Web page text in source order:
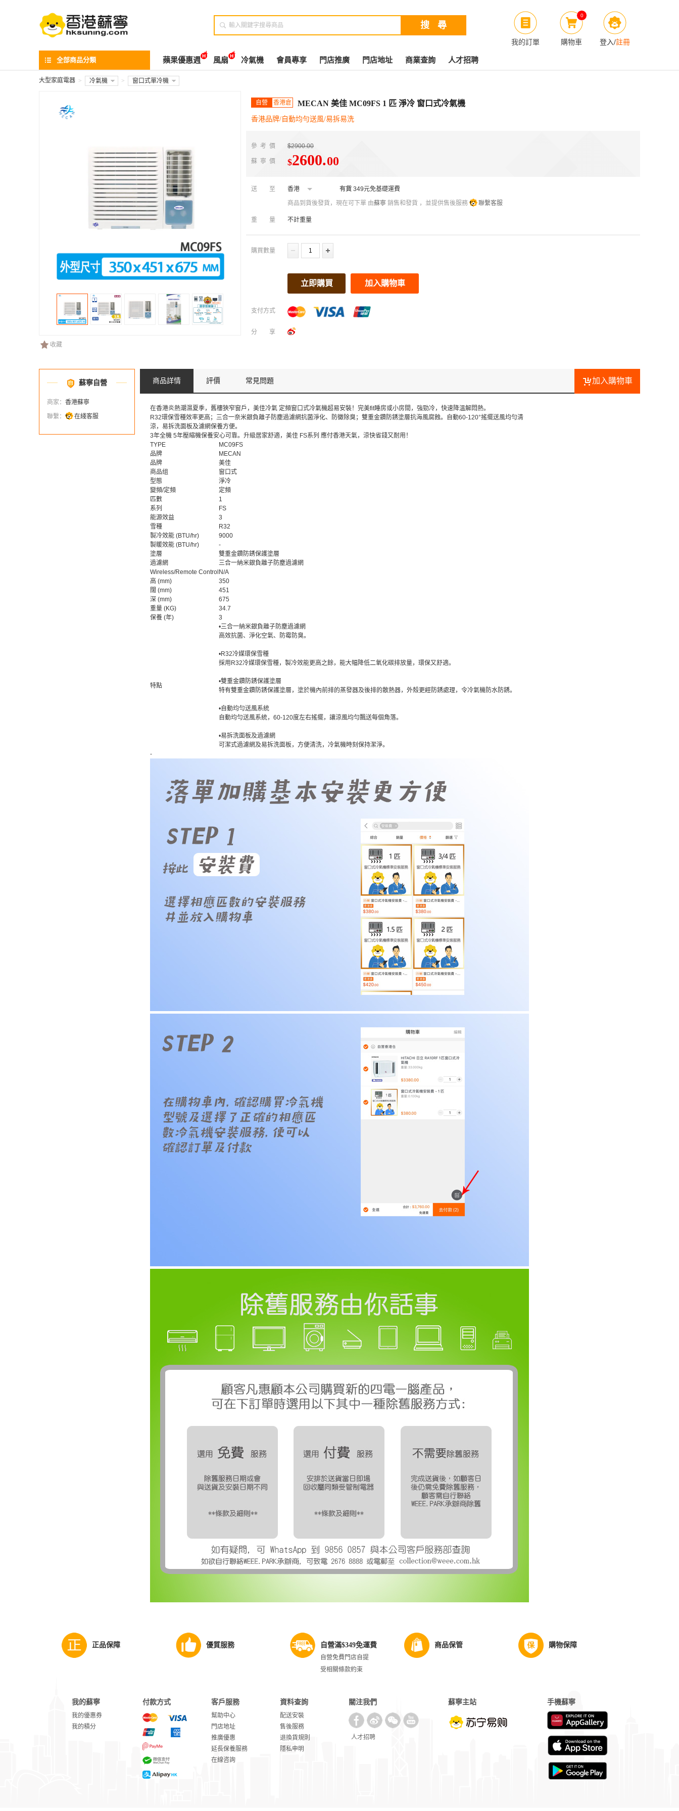
我的訂單
0
購物車 登入/註冊

全部商品分類 蘋果優惠週 風扇 冷氣機 會員專享 門店推廣 門店地址 商業查詢 人才招聘
大型家庭電器 > 冷氣機 > 窗口式單冷機
收藏
自營 香港倉 MECAN 美佳 MC09FS 1 匹 淨冷 窗口式冷氣機
香港品牌/自動均勻送風/易拆易洗
參考價 $2900.00
蘇寧價 $2600.00
送至 香港 有貨 349元免基礎運費
商品到貨後發貨，現在可下單 由蘇寧 銷售和發貨 ，並提供售後服務 聯繫客服
重量 不計重量
購買數量
立即購買 加入購物車
支付方式
分享
蘇寧自營
商家： 香港蘇寧
聯繫：
在綫客服
加入購物車
商品詳情 評價 常見問題
在香港炎熱潮濕夏季，舊樓狹窄窗戶，美佳冷氣 定頻窗口式冷氣機超易安裝！完美fit睡房或小房間，強勁冷，快速降溫解悶熱。
R32環保雪種效率更高；三合一奈米銀負離子防塵過濾網抗菌淨化、防黴除臭；雙重金鑽防銹塗層抗海風腐蝕。自動60-120°搖擺送風均勻清
涼，易拆洗面板及濾網保養方便。
3年全機 5年壓縮機保養安心可靠。升級居家舒適，美佳 FS系列 應付香港天氣，涼快省錢又耐用！
TYPE
MC09FS
品牌
MECAN
品牌
美佳
商品组
窗口式
型態
淨冷
變頻/定頻
定頻
匹數
1
系列
FS
能源效益
3
雪種
R32
製冷效能 (BTU/hr)
9000
製暖效能 (BTU/hr)
-
塗層
雙重金鑽防銹保護塗層
過濾網
三合一納米銀負離子防塵過濾網
Wireless/Remote Control N/A
高 (mm)
350
闊 (mm)
451
深 (mm)
675
重量 (KG)
34.7
保養 (年)
3
特點
•三合一納米銀負離子防塵過濾網
高效抗菌、淨化空氣、防霉防臭。
•R32冷媒環保雪種
採用R32冷媒環保雪種，製冷效能更高之餘，能大幅降低二氧化碳排放量，環保又舒適。
•雙重金鑽防銹保護塗層
特有雙重金鑽防銹保護塗層，塗於機內前排的蒸發器及後排的散熱器，外殼更經防銹處理，令冷氣機防水防銹。
•自動均勻送風系統
自動均勻送風系統，60-120度左右搖擺，讓涼風均勻飄送每個角落。
•易拆洗面板及過濾網
可潔式過濾網及易拆洗面板，方便清洗，冷氣機時刻保持潔淨。
-
正品保障 優質服務 自營滿$349免運費
自營免費門店自提
受相關條款約束
商品保管 購物保障
我的蘇寧
我的優惠券
我的積分
付款方式 客戶服務
幫助中心
門店地址
推廣優惠
延長保養服務
在線咨詢
資料查詢
配送安裝
售後服務
退換貨規則
隱私申明
關注我們
人才招聘
蘇寧主站 手機蘇寧